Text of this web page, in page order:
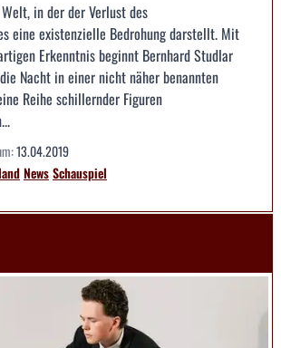
in der der Verlust des
eine existenzielle Bedrohung darstellt. Mit
Erkenntnis beginnt Bernhard Studlar
Nacht in einer nicht näher benannten
Reihe schillernder Figuren
13.04.2019
NewsSchauspiel